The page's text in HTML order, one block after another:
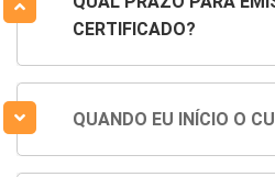
CERTIFICADO?
QUANDO EU INÍCIO O